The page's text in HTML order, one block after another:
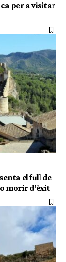
per a visitar
el full de
morir d’èxit